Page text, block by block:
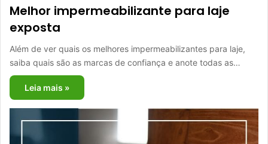
Melhor impermeabilizante para laje
exposta
Além de ver quais os melhores impermeabilizantes para laje,
saiba quais são as marcas de confiança e anote todas as…
Leia mais »